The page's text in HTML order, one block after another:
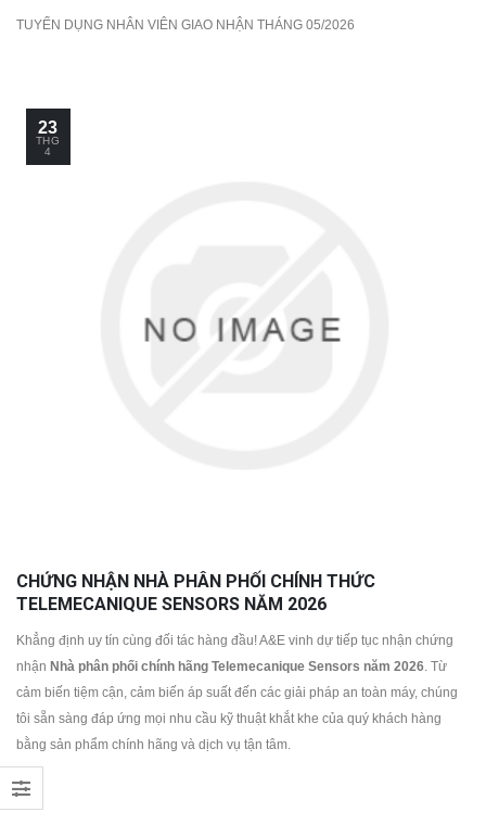
TUYỂN DỤNG NHÂN VIÊN GIAO NHẬN THÁNG 05/2026
23
THG
4
CHỨNG NHẬN NHÀ PHÂN PHỐI CHÍNH THỨC
TELEMECANIQUE SENSORS NĂM 2026
Khẳng định uy tín cùng đối tác hàng đầu! A&E vinh dự tiếp tục nhận chứng
nhận Nhà phân phối chính hãng Telemecanique Sensors năm 2026 . Từ
cảm biến tiệm cận, cảm biến áp suất đến các giải pháp an toàn máy, chúng
tôi sẵn sàng đáp ứng mọi nhu cầu kỹ thuật khắt khe của quý khách hàng
bằng sản phẩm chính hãng và dịch vụ tận tâm.